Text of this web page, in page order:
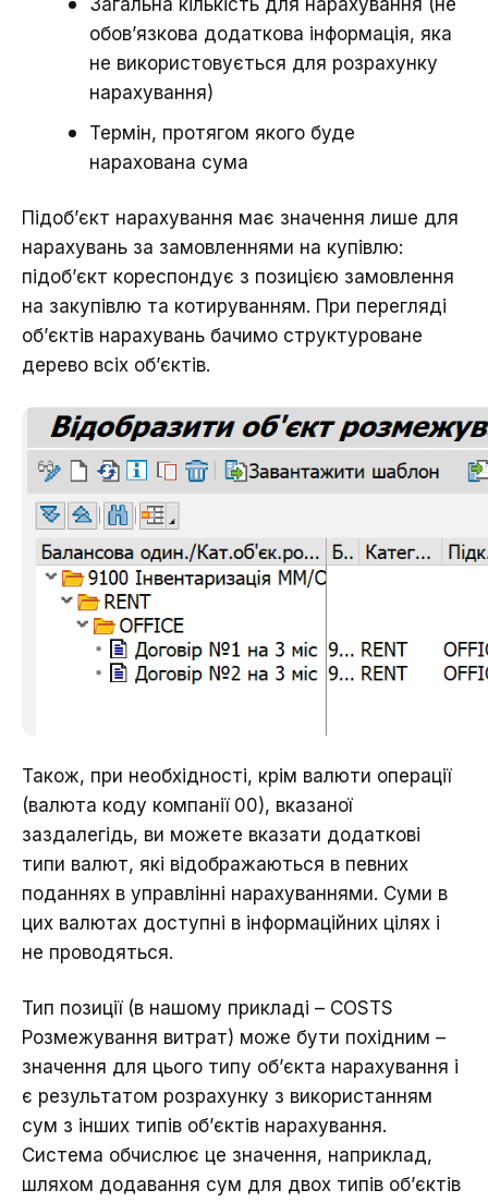
обов’язкова додаткова інформація, яка
не використовується для розрахунку
нарахування)
Термін, протягом якого буде
нарахована сума
Підоб’єкт нарахування має значення лише для
нарахувань за замовленнями на купівлю:
підоб’єкт кореспондує з позицією замовлення
на закупівлю та котируванням. При перегляді
об’єктів нарахувань бачимо структуроване
дерево всіх об’єктів.
Також, при необхідності, крім валюти операції
(валюта коду компанії 00), вказаної
заздалегідь, ви можете вказати додаткові
типи валют, які відображаються в певних
поданнях в управлінні нарахуваннями. Суми в
цих валютах доступні в інформаційних цілях і
не проводяться.
Тип позиції (в нашому прикладі – COSTS
Розмежування витрат) може бути похідним –
значення для цього типу об’єкта нарахування і
є результатом розрахунку з використанням
сум з інших типів об’єктів нарахування.
Система обчислює це значення, наприклад,
шляхом додавання сум для двох типів об’єктів